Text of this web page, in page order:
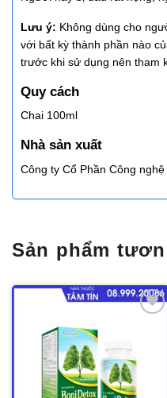
Lưu ý: Không dùng cho
với bất kỳ thành phần nào
trước khi sử dụng nên tham
Quy cách
Chai 100ml
Nhà sản xuất
Công ty Cổ Phần Công nghệ
Sản phẩm